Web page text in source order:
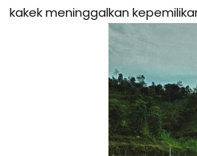
kakek meninggalkan